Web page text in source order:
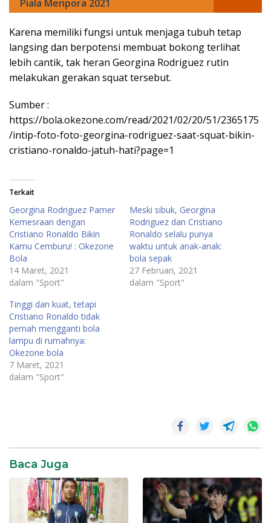
Piala Menpora 2021
Karena memiliki fungsi untuk menjaga tubuh tetap
langsing dan berpotensi membuat bokong terlihat
lebih cantik, tak heran Georgina Rodriguez rutin
melakukan gerakan squat tersebut.
Sumber :
https://bola.okezone.com/read/2021/02/20/51/2365175
/intip-foto-foto-georgina-rodriguez-saat-squat-bikin-
cristiano-ronaldo-jatuh-hati?page=1
Terkait
Georgina Rodriguez Pamer
Kemesraan dengan
Cristiano Ronaldo Bikin
Kamu Cemburu! : Okezone
Bola
14 Maret, 2021
dalam "Sport"
Meski sibuk, Georgina
Rodriguez dan Cristiano
Ronaldo selalu punya
waktu untuk anak-anak:
bola sepak
27 Februari, 2021
dalam "Sport"
Tinggi dan kuat, tetapi
Cristiano Ronaldo tidak
pernah mengganti bola
lampu di rumahnya:
Okezone bola
7 Maret, 2021
dalam "Sport"
Baca Juga